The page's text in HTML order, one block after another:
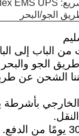
الجو/البحر
طريق الجو
الخارجي